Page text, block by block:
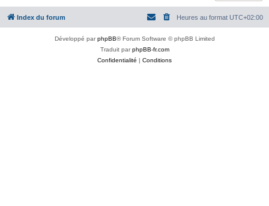
Index du forum Heures au format UTC+02:00
Développé parphpBB® Forum Software © phpBB Limited
Traduit parphpBB-fr.com
Confidentialité | Conditions